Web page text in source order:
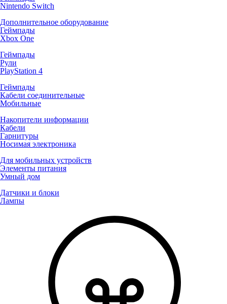
Nintendo Switch
Дополнительное оборудование
Геймпады
Xbox One
Геймпады
Рули
PlayStation 4
Геймпады
Кабели соединительные
Мобильные
Накопители информации
Кабели
Гарнитуры
Носимая электроника
Для мобильных устройств
Элементы питания
Умный дом
Датчики и блоки
Лампы